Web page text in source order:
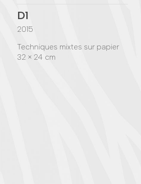
D1
2015
Techniques mixtes sur papier
32 × 24 cm